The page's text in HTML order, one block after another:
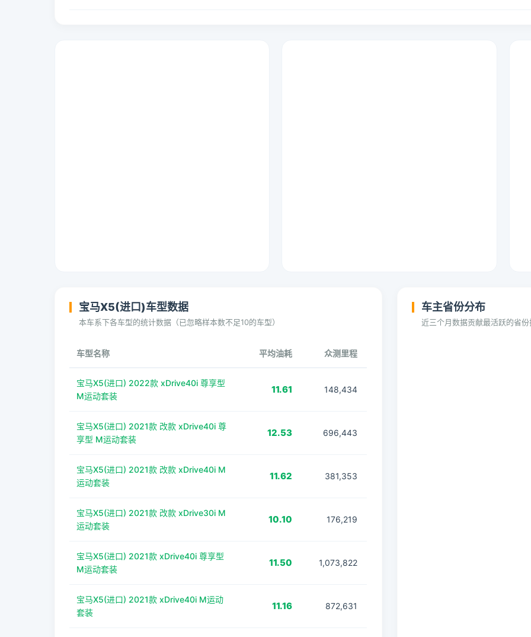
宝马X5(进口)车型数据
本车系下各车型的统计数据（已忽略样本数不足10的车型）
车型名称 平均油耗 众测里程
宝马X5(进口) 2022款 xDrive40i 尊享型
M运动套装
11.61 148,434
宝马X5(进口) 2021款 改款 xDrive40i 尊
享型 M运动套装
12.53 696,443
宝马X5(进口) 2021款 改款 xDrive40i M
运动套装
11.62 381,353
宝马X5(进口) 2021款 改款 xDrive30i M
运动套装
10.10 176,219
宝马X5(进口) 2021款 xDrive40i 尊享型
M运动套装
11.50 1,073,822
宝马X5(进口) 2021款 xDrive40i M运动
套装
11.16 872,631
车主省份分布
近三个月数据贡献最活跃的省份